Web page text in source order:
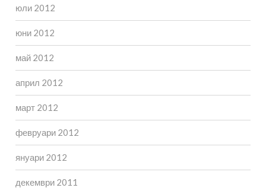
юли 2012
юни 2012
май 2012
април 2012
март 2012
февруари 2012
януари 2012
декември 2011